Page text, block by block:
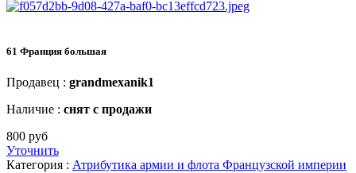
61 Франция большая
Продавец : grandmexanik1
Наличие : снят с продажи
800 руб
Уточнить
Категория : Атрибутика армии и флота Французской империи